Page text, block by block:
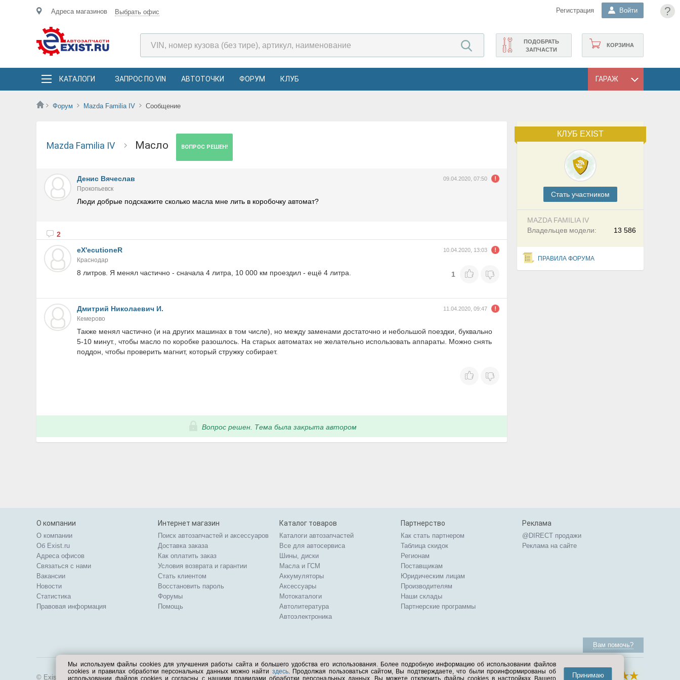
?
Адреса магазинов Выбрать офис Регистрация Войти
КОРЗИНА
ПОДОБРАТЬ
ЗАПЧАСТИ
КАТАЛОГИ ЗАПРОС ПО VIN АВТОТОЧКИ ФОРУМ КЛУБ ГАРАЖ
Форум Mazda Familia IV Сообщение
КЛУБ EXIST
Cтать участником
MAZDA FAMILIA IV
13 586
Владельцев модели:
ПРАВИЛА ФОРУМА
Mazda Familia IV Масло ВОПРОС РЕШЕН!
Денис Вячеслав 09.04.2020, 07:50
Прокопьевск
Люди добрые подскажите сколько масла мне лить в коробочку автомат?
2
eX'ecutioneR
10.04.2020, 13:03
Краснодар
8 литров. Я менял частично - сначала 4 литра, 10 000 км проездил - ещё 4 литра. 1
Дмитрий Николаевич И. 11.04.2020, 09:47
Кемерово
Также менял частично (и на других машинах в том числе), но между заменами достаточно и небольшой поездки, буквально
5-10 минут., чтобы масло по коробке разошлось. На старых автоматах не желательно использовать аппараты. Можно снять
поддон, чтобы проверить магнит, который стружку собирает.
Вопрос решен. Тема была закрыта автором
О компании
О компании
Об Exist.ru
Адреса офисов
Связаться с нами
Вакансии
Новости
Статистика
Правовая информация
Интернет магазин
Поиск автозапчастей и аксессуаров
Доставка заказа
Как оплатить заказ
Условия возврата и гарантии
Стать клиентом
Восстановить пароль
Форумы
Помощь
Каталог товаров
Каталоги автозапчастей
Все для автосервиса
Шины, диски
Масла и ГСМ
Аккумуляторы
Аксессуары
Мотокаталоги
Автолитература
Автоэлектроника
Партнерство
Как стать партнером
Таблица скидок
Регионам
Поставщикам
Юридическим лицам
Производителям
Наши склады
Партнерские программы
Реклама
@DIRECT продажи
Реклама на сайте
Вам помочь?
© Exist.ru 1998—2026
Мы используем файлы cookies для улучшения работы сайта и большего удобства его использования. Более подробную информацию об использовании файлов
cookies и правилах обработки персональных данных можно найти здесь. Продолжая пользоваться сайтом, Вы подтверждаете, что были проинформированы об
использовании файлов cookies и согласны с нашими правилами обработки персональных данных. Вы можете отключить файлы cookies в настройках Вашего
Принимаю